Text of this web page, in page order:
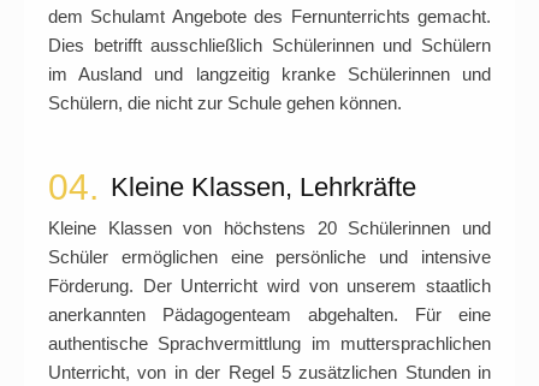
dem Schulamt Angebote des Fernunterrichts gemacht.
Dies betrifft ausschließlich Schülerinnen und Schülern
im Ausland und langzeitig kranke Schülerinnen und
Schülern, die nicht zur Schule gehen können.
04. Kleine Klassen, Lehrkräfte
Kleine Klassen von höchstens 20 Schülerinnen und
Schüler ermöglichen eine persönliche und intensive
Förderung. Der Unterricht wird von unserem staatlich
anerkannten Pädagogenteam abgehalten. Für eine
authentische Sprachvermittlung im muttersprachlichen
Unterricht, von in der Regel 5 zusätzlichen Stunden in